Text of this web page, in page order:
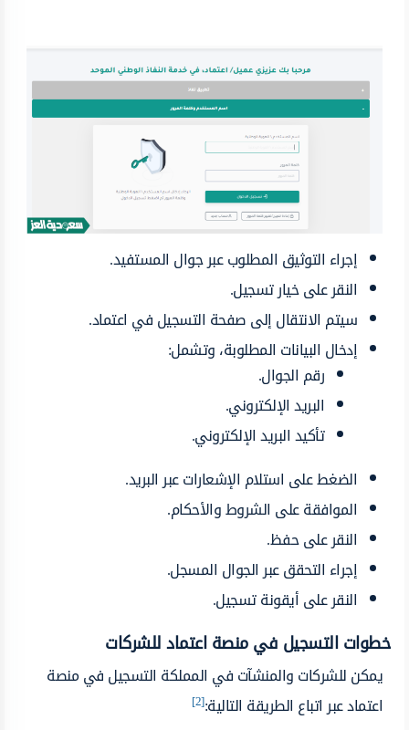
إجراء التوثيق المطلوب عبر جوال المستفيد.
النقر على خيار تسجيل.
سيتم الانتقال إلى صفحة التسجيل في اعتماد.
إدخال البيانات المطلوبة، وتشمل:
رقم الجوال.
البريد الإلكتروني.
تأكيد البريد الإلكتروني.
الضغط على استلام الإشعارات عبر البريد.
الموافقة على الشروط والأحكام.
النقر على حفظ.
إجراء التحقق عبر الجوال المسجل.
النقر على أيقونة تسجيل.
خطوات التسجيل في منصة اعتماد للشركات
يمكن للشركات والمنشآت في المملكة التسجيل في منصة
اعتماد عبر اتباع الطريقة التالية:[2]